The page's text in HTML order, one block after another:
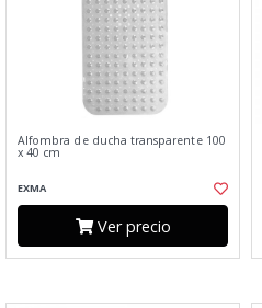
Alfombra de ducha transparente 100
x 40 cm
EXMA
Ver precio